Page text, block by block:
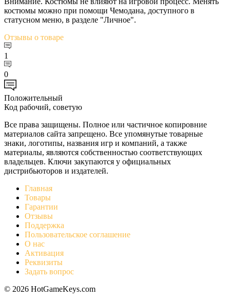
костюмы можно при помощи Чемодана, доступного в
статусном меню, в разделе "Личное".
Отзывы о товаре
1
0
Положительный
Код рабочий, советую
Все права защищены. Полное или частичное копировние
материалов сайта запрещено. Все упомянутые товарные
знаки, логотипы, названия игр и компаний, а также
материалы, являются собственностью соответствующих
владельцев. Ключи закупаются у официальных
дистрибьюторов и издателей.
Главная
Товары
Гарантии
Отзывы
Поддержка
Пользовательское соглашение
О нас
Активация
Реквизиты
Задать вопрос
© 2026 HotGameKeys.com